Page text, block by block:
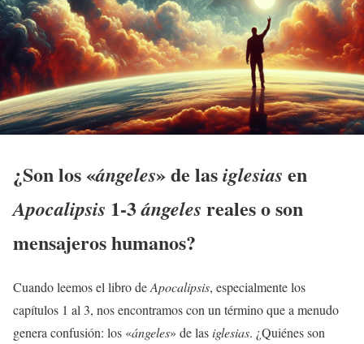
¿Son los «ángeles» de lasiglesias en
Apocalipsis 1-3ángeles reales o son
mensajeroshumanos?
Cuando leemos el libro deApocalipsis, especialmente los
capítulos 1 al 3, nos encontramos con un término que a menudo
genera confusión: los «ángeles» de las iglesias. ¿Quiénes son